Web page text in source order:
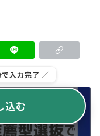
入力完了 ／
込む
ントをフォ